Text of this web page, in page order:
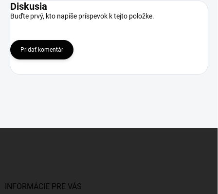
Diskusia
Buďte prvý, kto napíše príspevok k tejto položke.
Pridať komentár
INFORMÁCIE PRE VÁS